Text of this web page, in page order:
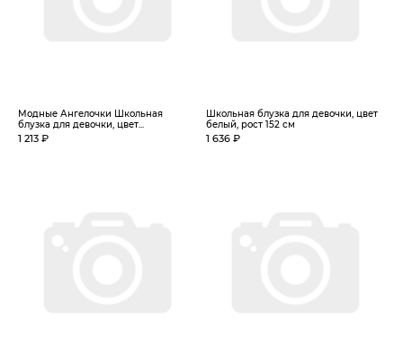
Модные Ангелочки Школьная
блузка для девочки, цвет...
1 213 ₽
Школьная блузка для девочки, цвет
белый, рост 152 см
1 636 ₽